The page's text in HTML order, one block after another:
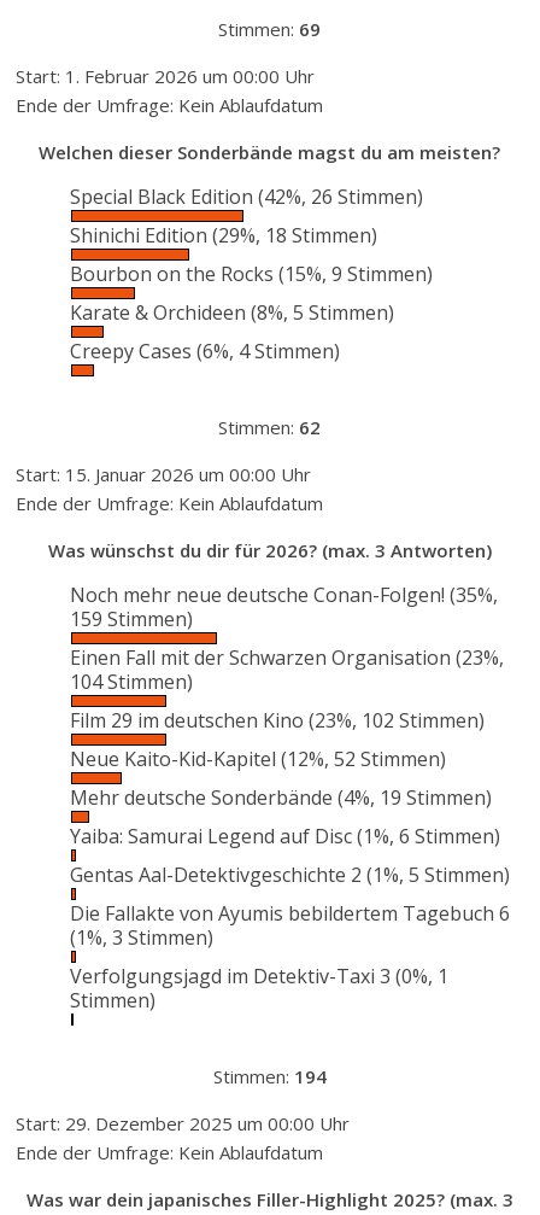
Stimmen: 69
Start: 1. Februar 2026 um 00:00 Uhr
Ende der Umfrage: Kein Ablaufdatum
Welchen dieser Sonderbände magst du am meisten?
Special Black Edition(42%, 26 Stimmen)
Shinichi Edition(29%, 18 Stimmen)
Bourbon on the Rocks(15%, 9 Stimmen)
Karate & Orchideen(8%, 5 Stimmen)
Creepy Cases(6%, 4 Stimmen)
Stimmen: 62
Start: 15. Januar 2026 um 00:00 Uhr
Ende der Umfrage: Kein Ablaufdatum
Was wünschst du dir für 2026? (max. 3 Antworten)
Noch mehr neue deutsche Conan-Folgen!(35%,
159 Stimmen)
Einen Fall mit der Schwarzen Organisation(23%,
104 Stimmen)
Film 29 im deutschen Kino(23%, 102 Stimmen)
Neue Kaito-Kid-Kapitel(12%, 52 Stimmen)
Mehr deutsche Sonderbände(4%, 19 Stimmen)
Yaiba: Samurai Legend auf Disc(1%, 6 Stimmen)
Gentas Aal-Detektivgeschichte 2(1%, 5 Stimmen)
Die Fallakte von Ayumis bebildertem Tagebuch 6
(1%, 3 Stimmen)
Verfolgungsjagd im Detektiv-Taxi 3(0%, 1
Stimmen)
Stimmen: 194
Start: 29. Dezember 2025 um 00:00 Uhr
Ende der Umfrage: Kein Ablaufdatum
Was war dein japanisches Filler-Highlight 2025? (max. 3